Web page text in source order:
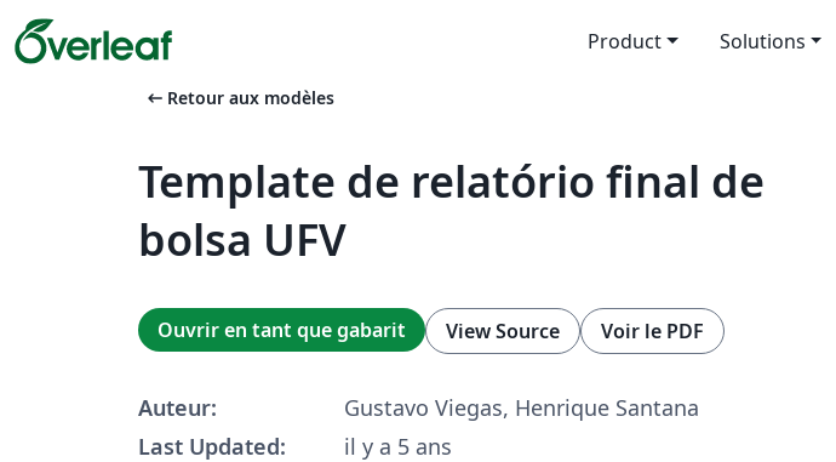
Product Solutions
arrow_left_alt Retour aux modèles
Template de relatório final de
bolsa UFV
Ouvrir en tant que gabarit View Source Voir le PDF
Auteur:
Gustavo Viegas, Henrique Santana
Last Updated:
il y a 5 ans